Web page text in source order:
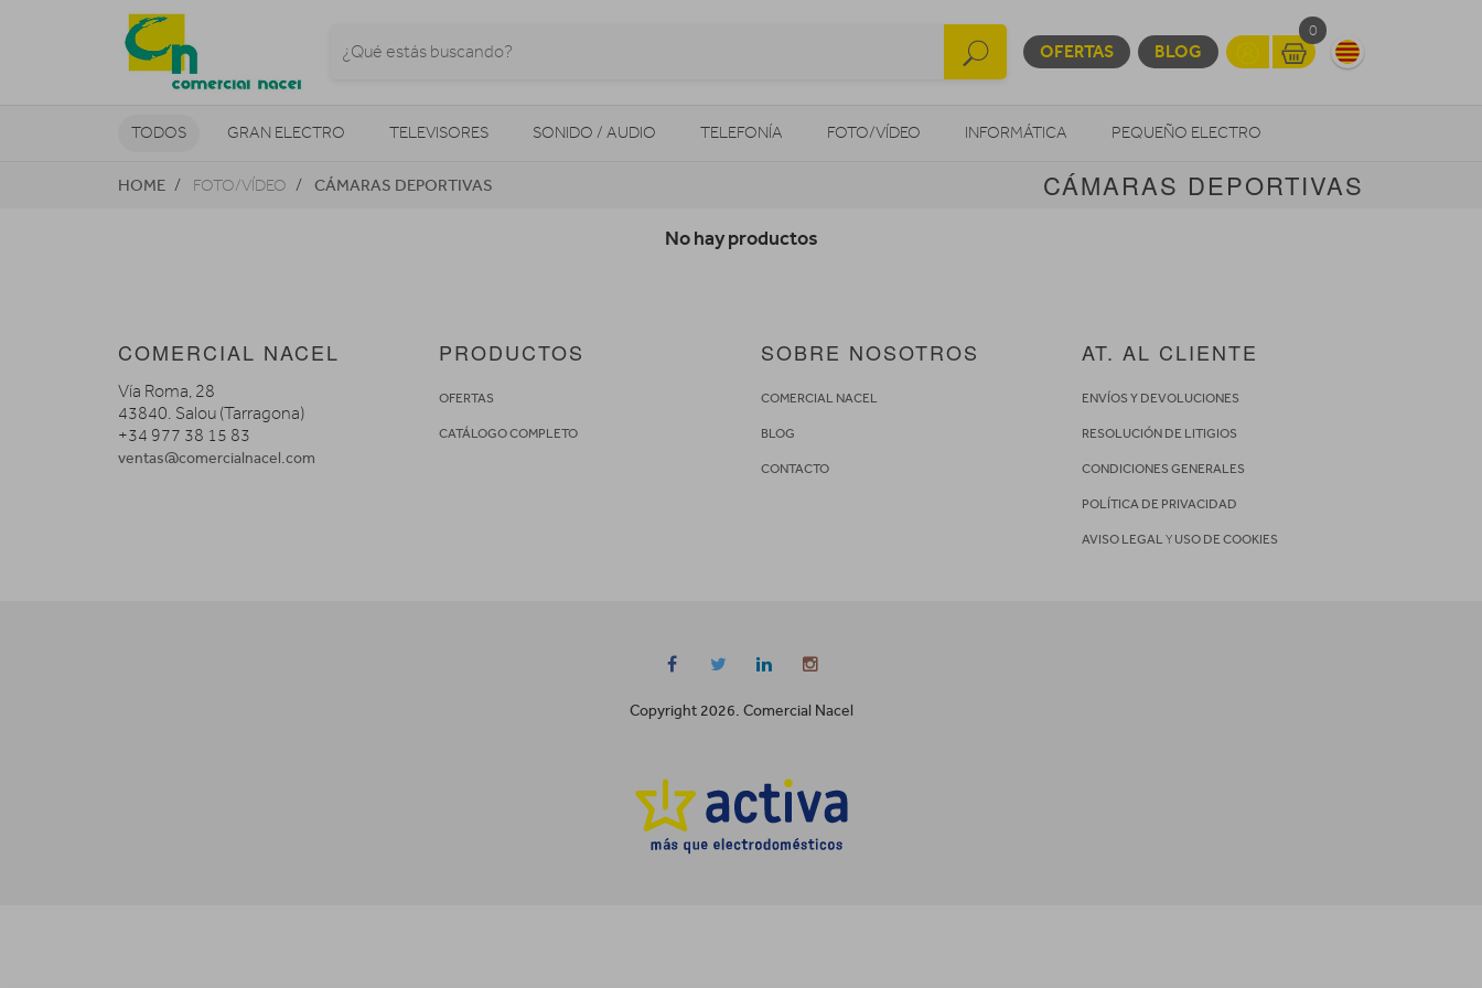
OFERTAS BLOG
0
TODOS GRAN ELECTRO TELEVISORES SONIDO / AUDIO TELEFONÍA FOTO/VÍDEO INFORMÁTICA PEQUEÑO ELECTRO
CLIMATIZACIÓN Y CALEFACCIÓN OTROS
HOME FOTO/VÍDEO CÁMARAS DEPORTIVAS CÁMARAS DEPORTIVAS
No hay productos
COMERCIAL NACEL
Vía Roma, 28
43840. Salou (Tarragona)
+34 977 38 15 83
ventas@comercialnacel.com
PRODUCTOS
OFERTAS
CATÁLOGO COMPLETO
SOBRE NOSOTROS
COMERCIAL NACEL
BLOG
CONTACTO
AT. AL CLIENTE
ENVÍOS Y DEVOLUCIONES
RESOLUCIÓN DE LITIGIOS
CONDICIONES GENERALES
POLÍTICA DE PRIVACIDAD
AVISO LEGALY USO DE COOKIES
Copyright 2026. Comercial Nacel